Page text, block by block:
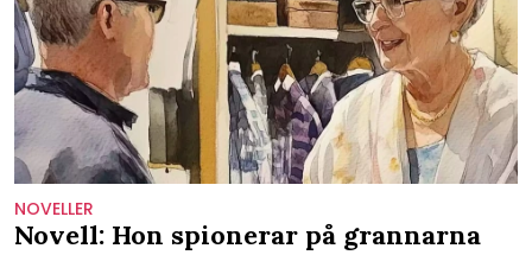
NOVELLER
Novell: Hon spionerar på grannarna